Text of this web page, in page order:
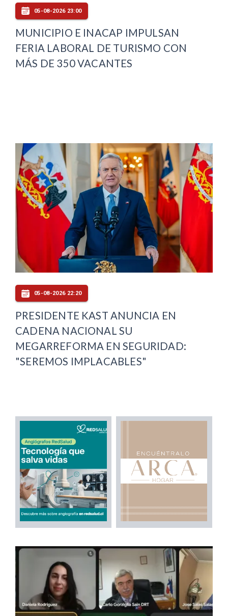
05-08-2026 23:00
MUNICIPIO E INACAP IMPULSAN
FERIA LABORAL DE TURISMO CON
MÁS DE 350 VACANTES
05-08-2026 22:20
PRESIDENTE KAST ANUNCIA EN
CADENA NACIONAL SU
MEGARREFORMA EN SEGURIDAD:
"SEREMOS IMPLACABLES"